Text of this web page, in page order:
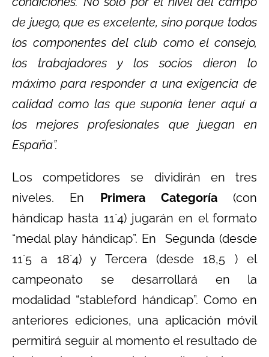
de juego, que es excelente, sino porque todos
los componentes del club como el consejo,
los trabajadores y los socios dieron lo
máximo para responder a una exigencia de
calidad como las que suponía tener aquí a
los mejores profesionales que juegan en
España”.
Los competidores se dividirán en tres
niveles. En Primera Categoría(con
hándicap hasta 11´4) jugarán en el formato
“medal play hándicap”. En Segunda (desde
11´5 a 18´4) y Tercera (desde 18,5 ) el
campeonato se desarrollará en la
modalidad “stableford hándicap”. Como en
anteriores ediciones, una aplicación móvil
permitirá seguir al momento el resultado de